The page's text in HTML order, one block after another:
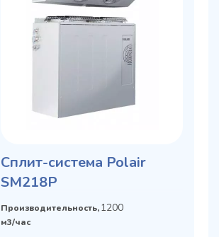
Сплит-система Polair
SM218P
Производительность,
м3/час
1200